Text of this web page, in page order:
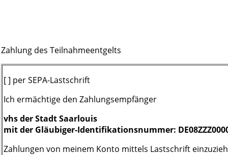
Zahlung des Teilnahmeentgelts
[ ] per SEPA-Lastschrift
Ich ermächtige den Zahlungsempfänger
vhs der Stadt Saarlouis
mit der Gläubiger-Identifikationsnummer:
Zahlungen von meinem Konto mittels Lastschrift